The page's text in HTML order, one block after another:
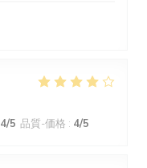
4/5 品質-価格 : 4/5